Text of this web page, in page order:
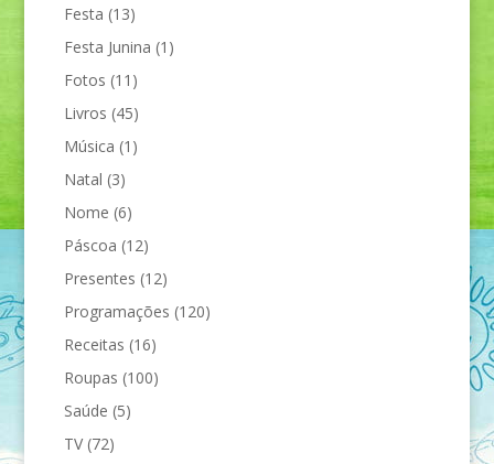
Festa (13)
Festa Junina (1)
Fotos (11)
Livros (45)
Música (1)
Natal (3)
Nome (6)
Páscoa (12)
Presentes (12)
Programações (120)
Receitas (16)
Roupas (100)
Saúde (5)
TV(72)